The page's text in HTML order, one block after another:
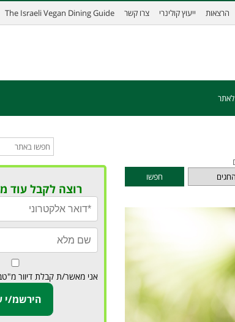
הרצאות ייעוץ קולינרי צרו קשר The Israeli Vegan Dining Guide
חפשו
רוצה לקבל עוד
אני מאשר/ת קבלת דיוור